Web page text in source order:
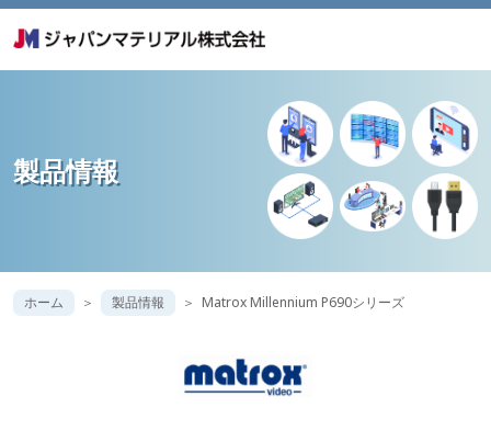
製品情報
ホーム 製品情報 Matrox Millennium P690シリーズ